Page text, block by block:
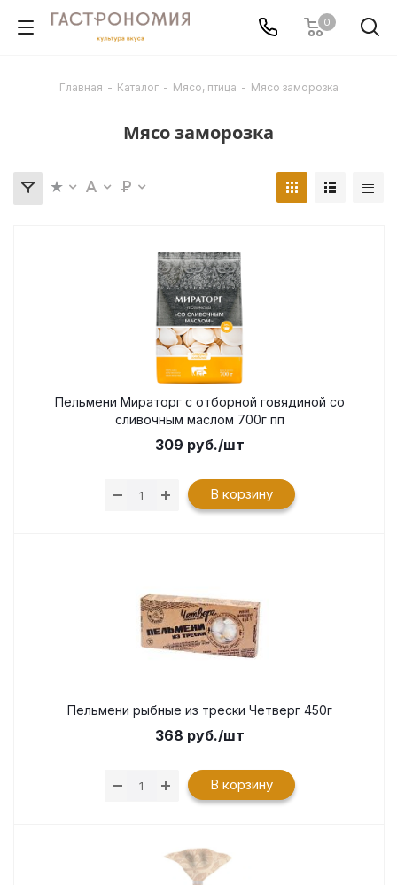
0
Главная - Каталог - Мясо, птица - Мясо заморозка
Мясо заморозка
Пельмени Мираторг с отборной говядиной со
сливочным маслом 700г пп
309 руб./шт
В корзину
Пельмени рыбные из трески Четверг 450г
368 руб./шт
В корзину